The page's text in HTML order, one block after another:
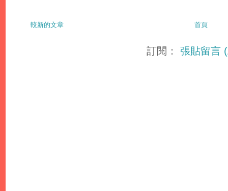
較新的文章 首頁
訂閱：張貼留言